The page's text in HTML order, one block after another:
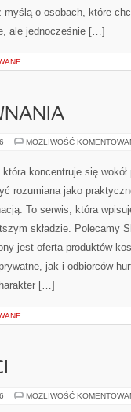
myślą o osobach, które
ale jednocześnie […]
MOŻLIWOŚĆ
koncentruje się
rozumiana jako
To serwis, która
składzie. Polecamy
jest oferta produktów
jak i odbiorców
[…]
MOŻLIWOŚĆ